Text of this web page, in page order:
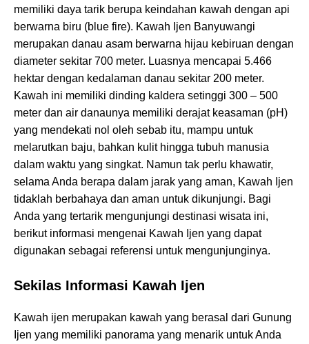
memiliki daya tarik berupa keindahan kawah dengan api
berwarna biru (blue fire). Kawah Ijen Banyuwangi
merupakan danau asam berwarna hijau kebiruan dengan
diameter sekitar 700 meter. Luasnya mencapai 5.466
hektar dengan kedalaman danau sekitar 200 meter.
Kawah ini memiliki dinding kaldera setinggi 300 – 500
meter dan air danaunya memiliki derajat keasaman (pH)
yang mendekati nol oleh sebab itu, mampu untuk
melarutkan baju, bahkan kulit hingga tubuh manusia
dalam waktu yang singkat. Namun tak perlu khawatir,
selama Anda berapa dalam jarak yang aman, Kawah Ijen
tidaklah berbahaya dan aman untuk dikunjungi. Bagi
Anda yang tertarik mengunjungi destinasi wisata ini,
berikut informasi mengenai Kawah Ijen yang dapat
digunakan sebagai referensi untuk mengunjunginya.
Sekilas Informasi Kawah Ijen
Kawah ijen merupakan kawah yang berasal dari Gunung
Ijen yang memiliki panorama yang menarik untuk Anda